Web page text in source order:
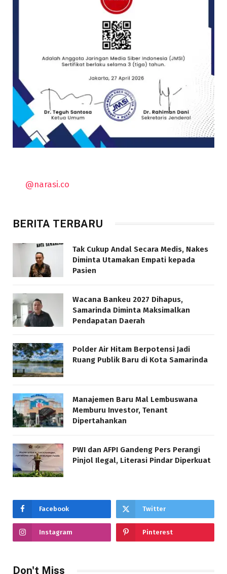
@narasi.co
BERITA TERBARU
Tak Cukup Andal Secara Medis, Nakes
Diminta Utamakan Empati kepada
Pasien
Wacana Bankeu 2027 Dihapus,
Samarinda Diminta Maksimalkan
Pendapatan Daerah
Polder Air Hitam Berpotensi Jadi
Ruang Publik Baru di Kota Samarinda
Manajemen Baru Mal Lembuswana
Memburu Investor, Tenant
Dipertahankan
PWI dan AFPI Gandeng Pers Perangi
Pinjol Ilegal, Literasi Pindar Diperkuat
Facebook Twitter
Instagram Pinterest
Don't Miss